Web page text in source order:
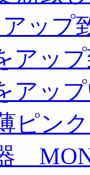
ップ
アッ
アッ
ピン